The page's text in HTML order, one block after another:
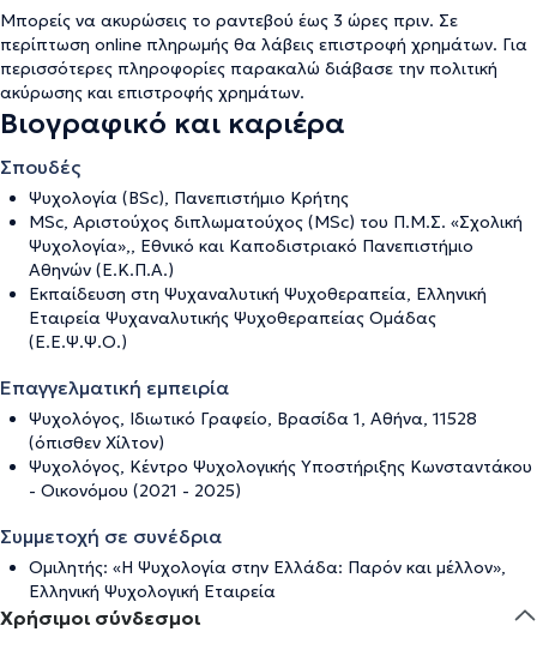
Μπορείς να ακυρώσεις το ραντεβού έως 3 ώρες πριν. Σε
περίπτωση online πληρωμής θα λάβεις επιστροφή χρημάτων. Για
περισσότερες πληροφορίες παρακαλώ διάβασε την πολιτική
ακύρωσης και επιστροφής χρημάτων.
Βιογραφικό και καριέρα
Σπουδές
Ψυχολογία (BSc), Πανεπιστήμιο Κρήτης
MSc, Αριστούχος διπλωματούχος (MSc) του Π.Μ.Σ. «Σχολική
Ψυχολογία»,, Εθνικό και Καποδιστριακό Πανεπιστήμιο
Αθηνών (Ε.Κ.Π.Α.)
Εκπαίδευση στη Ψυχαναλυτική Ψυχοθεραπεία, Ελληνική
Εταιρεία Ψυχαναλυτικής Ψυχοθεραπείας Ομάδας
(Ε.Ε.Ψ.Ψ.Ο.)
Επαγγελματική εμπειρία
Ψυχολόγος, Ιδιωτικό Γραφείο, Βρασίδα 1, Αθήνα, 11528
(όπισθεν Χίλτον)
Ψυχολόγος, Κέντρο Ψυχολογικής Υποστήριξης Κωνσταντάκου
- Οικονόμου (2021 - 2025)
Συμμετοχή σε συνέδρια
Ομιλητής: «Η Ψυχολογία στην Ελλάδα: Παρόν και μέλλον»,
Ελληνική Ψυχολογική Εταιρεία
Χρήσιμοι σύνδεσμοι